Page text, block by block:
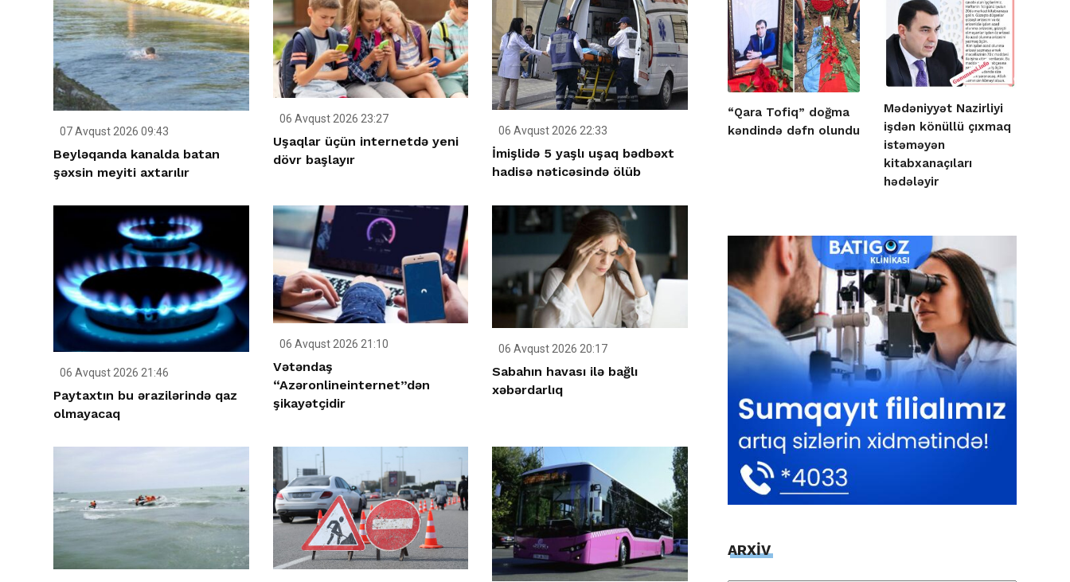
07 Avqust 2026 09:43
Beyləqanda kanalda batan
şəxsin meyiti axtarılır
06 Avqust 2026 23:27
Uşaqlar üçün internetdə yeni
dövr başlayır
06 Avqust 2026 22:33
İmişlidə 5 yaşlı uşaq bədbəxt
hadisə nəticəsində ölüb
06 Avqust 2026 21:46
Paytaxtın bu ərazilərində qaz
olmayacaq
06 Avqust 2026 21:10
Vətəndaş
“Azəronlineinternet”dən
şikayətçidir
06 Avqust 2026 20:17
Sabahın havası ilə bağlı
xəbərdarlıq
“Qara Tofiq” doğma
kəndində dəfn olundu
Mədəniyyət Nazirliyi
işdən könüllü çıxmaq
istəməyən
kitabxanaçıları
hədələyir
ARXİV